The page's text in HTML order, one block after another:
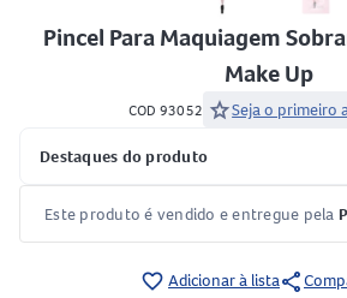
Pincel Para Maquiagem
Make Up
COD 93052 starSeja o primeiro
Destaques do produto
Este produto é vendido e entregue pela
favorite_border Adicionar à listashare